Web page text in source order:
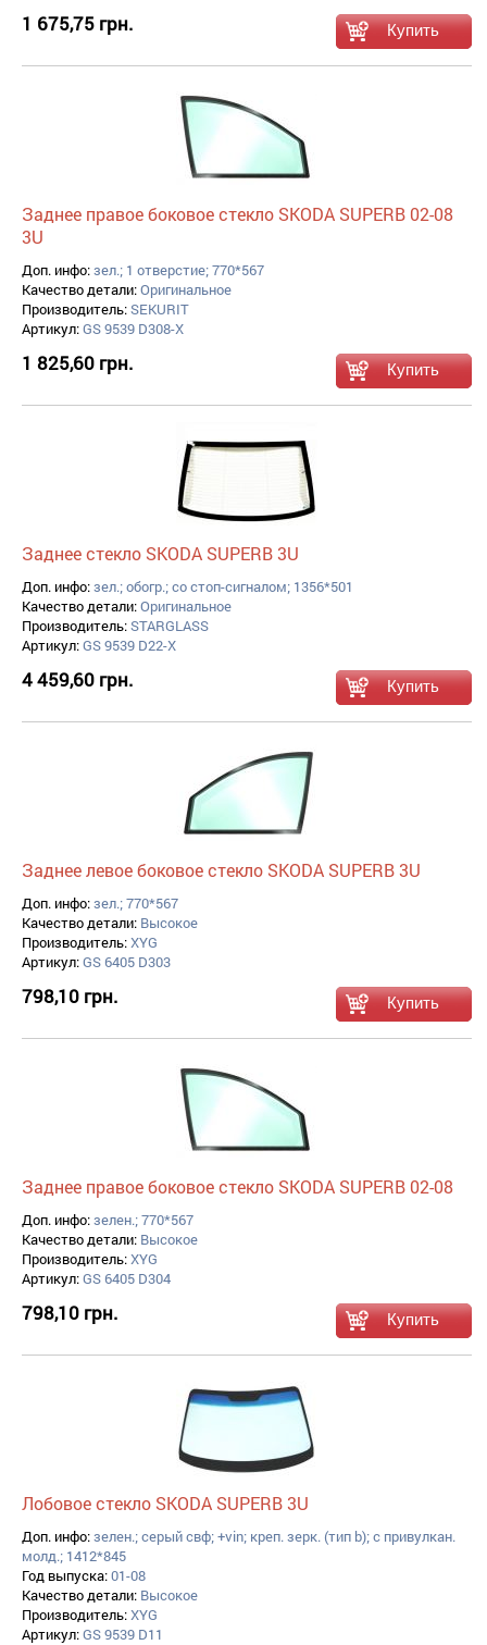
1 675,75 грн.
Заднее правое боковое стекло SKODA SUPERB 02-08
3U
Доп. инфо:зел.; 1 отверстие; 770*567
Качество детали:Оригинальное
Производитель:SEKURIT
Артикул:GS 9539 D308-X
1 825,60 грн.
Заднее стекло SKODA SUPERB 3U
Доп. инфо:зел.; обогр.; со стоп-сигналом; 1356*501
Качество детали:Оригинальное
Производитель:STARGLASS
Артикул:GS 9539 D22-X
4 459,60 грн.
Заднее левое боковое стекло SKODA SUPERB 3U
Доп. инфо:зел.; 770*567
Качество детали: Высокое
Производитель:XYG
Артикул:GS 6405 D303
798,10 грн.
Заднее правое боковое стекло SKODA SUPERB 02-08
Доп. инфо:зелен.; 770*567
Качество детали: Высокое
Производитель:XYG
Артикул:GS 6405 D304
798,10 грн.
Лобовое стекло SKODA SUPERB 3U
Доп. инфо:зелен.; серый свф; +vin; креп. зерк. (тип b); с привулкан.
молд.; 1412*845
Год выпуска:01-08
Качество детали: Высокое
Производитель:XYG
Артикул:GS 9539 D11